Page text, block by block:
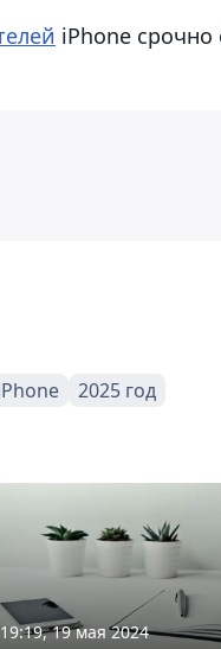
iPhone срочно
2025 год
19:19, 19 мая 2024